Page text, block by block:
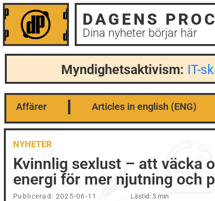
DAGENS
Dina nyheter börjar här
Myndighetsaktivism: IT-
Affärer Articles in english (ENG)
NYHETER
Kvinnlig sexlust – att väcka
energi för mer njutning och
Publicerad: 2025-06-11 Lästid: 3 min